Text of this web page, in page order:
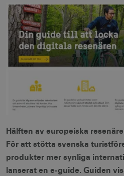
Hälften av europeiska
För att stötta svenska
produkter mer synliga
lanserat en e-guide. Guiden